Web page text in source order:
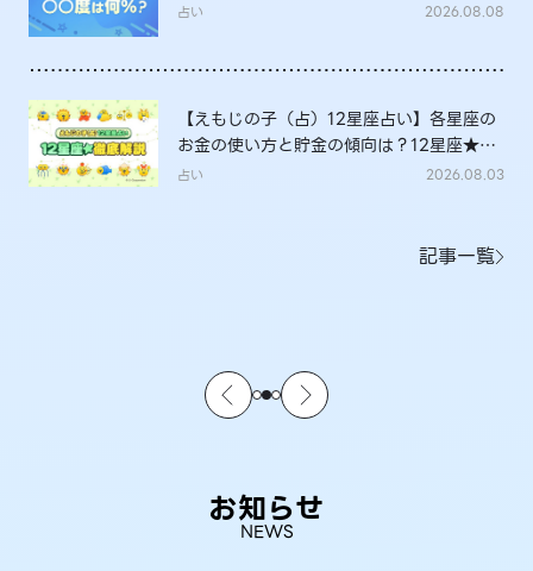
占い 2026.08.08
【えもじの子（占）12星座占い】各星座の
お金の使い方と貯金の傾向は？12星座★徹
底解説
占い 2026.08.03
記事一覧
お知らせ
NEWS